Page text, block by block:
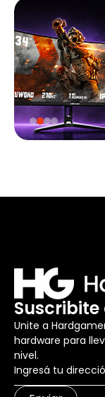
Unite a
hardware para
nivel.